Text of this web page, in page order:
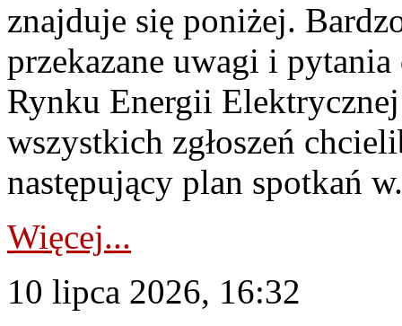
znajduje się poniżej.
przekazane uwagi i
Rynku Energii
wszystkich zgłoszeń
następujący plan spotkań
Więcej...
10 lipca 2026, 16:32